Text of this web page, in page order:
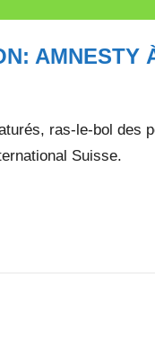
AMNESTY
ras-le-bol des
Suisse.